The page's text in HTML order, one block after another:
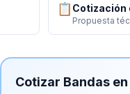
📋 Cotización
Propuesta
Cotizar Bandas en